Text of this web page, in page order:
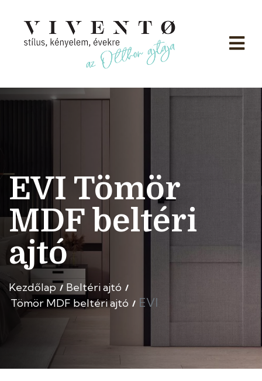
EVI Tömör
MDF beltéri
ajtó
Kezdőlap
Beltéri ajtó
Tömör MDF beltéri ajtó
EVI